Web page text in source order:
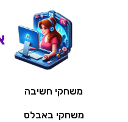
משחקי חשיבה
משחקי באבלס